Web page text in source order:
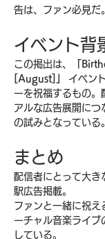
告は、ファン必見だ。
イベント背
この掲出は、
「
[August]」
イベン
ーを祝福するもの。
アルな広告展開に
の試みとなっている。
まとめ
配信者にとって大き
駅広告掲載。
ファンと一緒に祝え
ーチャル音楽ライブ
している。